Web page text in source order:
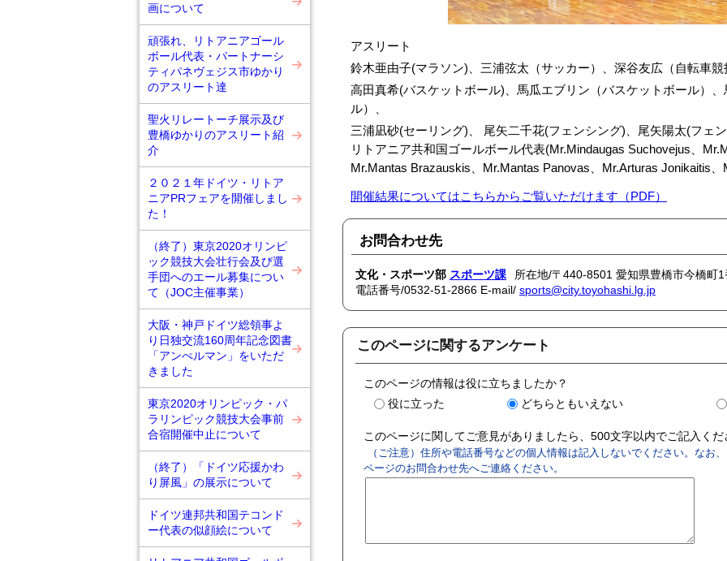
画について
頑張れ、リトアニアゴール
ボール代表・パートナーシ
ティパネヴェジス市ゆかり
のアスリート達
聖火リレートーチ展示及び
豊橋ゆかりのアスリート紹
介
２０２１年ドイツ・リトア
ニアPRフェアを開催しまし
た！
（終了）東京2020オリンピ
ック競技大会壮行会及び選
手団へのエール募集につい
て（JOC主催事業）
大阪・神戸ドイツ総領事よ
り日独交流160周年記念図書
「アンぺルマン」をいただ
きました
東京2020オリンピック・パ
ラリンピック競技大会事前
合宿開催中止について
（終了）「ドイツ応援かわ
り屏風」の展示について
ドイツ連邦共和国テコンド
ー代表の似顔絵について
アスリート
鈴木亜由子(マラソン)、三浦弦太（サッカー）、深谷友広（自転車競
高田真希(バスケットボール)、馬瓜エブリン（バスケットボール）
ル）、
三浦凪砂(セーリング)、 尾矢二千花(フェンシング)、尾矢陽太(フェ
リトアニア共和国ゴールボール代表(Mr.Mindaugas Suchovejus、
Mr.Mantas Brazauskis、Mr.Mantas Panovas、Mr.Arturas Jonikaitis
開催結果についてはこちらからご覧いただけます（PDF）
お問合わせ先
文化・スポーツ部 スポーツ課
所在地/〒440-8501 愛知県豊橋市今橋町
電話番号/0532-51-2866 E-mail/ sports@city.toyohashi.lg.jp
このページに関するアンケート
このページの情報は役に立ちましたか？
役に立った
どちらともいえない
このページに関してご意見がありましたら、500文字以内でご記入く
（ご注意）住所や電話番号などの個人情報は記入しないでください。なお
ページのお問合わせ先へご連絡ください。